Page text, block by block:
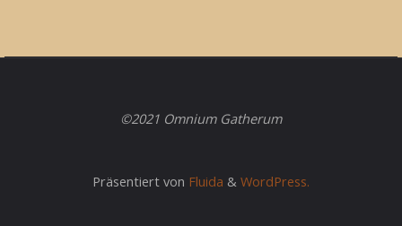
©2021 Omnium Gatherum
Präsentiert von Fluida & WordPress.